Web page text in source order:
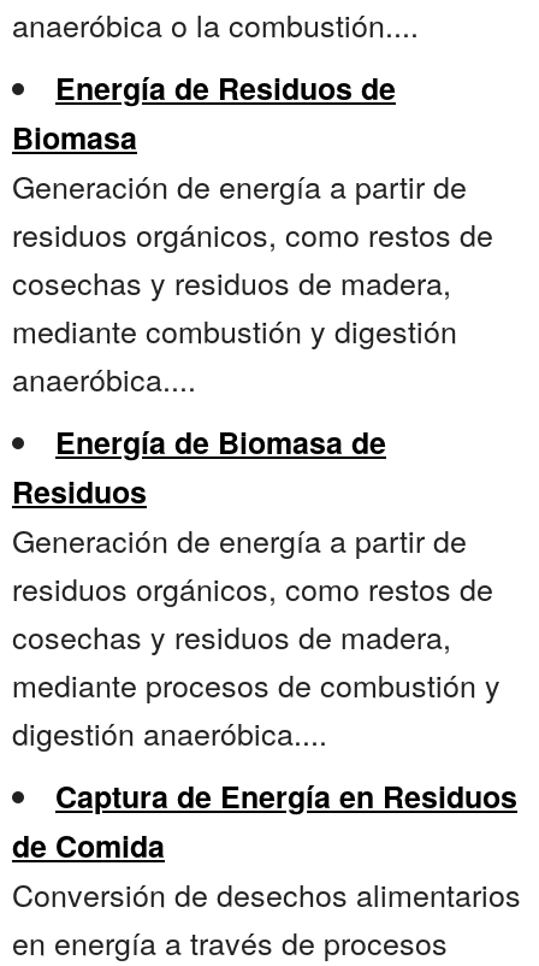
anaeróbica o la combustión....
Energía de Residuos de
Biomasa
Generación de energía a partir de
residuos orgánicos, como restos de
cosechas y residuos de madera,
mediante combustión y digestión
anaeróbica....
Energía de Biomasa de
Residuos
Generación de energía a partir de
residuos orgánicos, como restos de
cosechas y residuos de madera,
mediante procesos de combustión y
digestión anaeróbica....
Captura de Energía en Residuos
de Comida
Conversión de desechos alimentarios
en energía a través de procesos